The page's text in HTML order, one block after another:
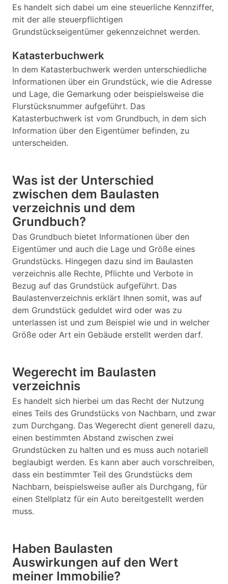
Es handelt sich dabei um eine steuerliche Kennziffer,
mit der alle steuerpflichtigen
Grundstückseigentümer gekennzeichnet werden.
Katasterbuchwerk
In dem Katasterbuchwerk werden unterschiedliche
Informationen über ein Grundstück, wie die Adresse
und Lage, die Gemarkung oder beispielsweise die
Flurstücksnummer aufgeführt. Das
Katasterbuchwerk ist vom Grundbuch, in dem sich
Information über den Eigentümer befinden, zu
unterscheiden.
Was ist der Unterschied
zwischen dem Baulasten
verzeichnis und dem
Grundbuch?
Das Grundbuch bietet Informationen über den
Eigentümer und auch die Lage und Größe eines
Grundstücks. Hingegen dazu sind im Baulasten
verzeichnis alle Rechte, Pflichte und Verbote in
Bezug auf das Grundstück aufgeführt. Das
Baulastenverzeichnis erklärt Ihnen somit, was auf
dem Grundstück geduldet wird oder was zu
unterlassen ist und zum Beispiel wie und in welcher
Größe oder Art ein Gebäude erstellt werden darf.
Wegerecht im Baulasten
verzeichnis
Es handelt sich hierbei um das Recht der Nutzung
eines Teils des Grundstücks von Nachbarn, und zwar
zum Durchgang. Das Wegerecht dient generell dazu,
einen bestimmten Abstand zwischen zwei
Grundstücken zu halten und es muss auch notariell
beglaubigt werden. Es kann aber auch vorschreiben,
dass ein bestimmter Teil des Grundstücks dem
Nachbarn, beispielsweise außer als Durchgang, für
einen Stellplatz für ein Auto bereitgestellt werden
muss.
Haben Baulasten
Auswirkungen auf den Wert
meiner Immobilie?